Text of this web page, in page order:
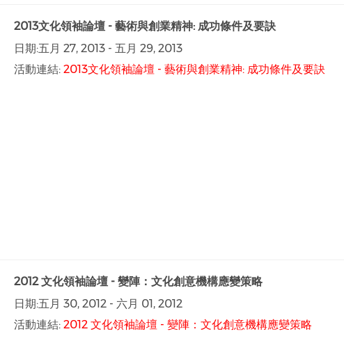
2013文化領袖論壇 - 藝術與創業精神: 成功條件及要訣
日期:五月 27, 2013- 五月 29, 2013
活動連結: 2013文化領袖論壇 - 藝術與創業精神: 成功條件及要訣
2012 文化領袖論壇 - 變陣：文化創意機構應變策略
日期:五月 30, 2012- 六月 01, 2012
活動連結: 2012 文化領袖論壇 - 變陣：文化創意機構應變策略